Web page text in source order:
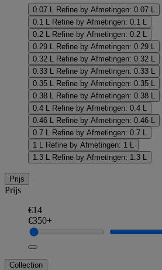
0.07 L
Refine by Afmetingen: 0.07 L
0.1 L
Refine by Afmetingen: 0.1 L
0.2 L
Refine by Afmetingen: 0.2 L
0.29 L
Refine by Afmetingen: 0.29 L
0.32 L
Refine by Afmetingen: 0.32 L
0.33 L
Refine by Afmetingen: 0.33 L
0.35 L
Refine by Afmetingen: 0.35 L
0.38 L
Refine by Afmetingen: 0.38 L
0.4 L
Refine by Afmetingen: 0.4 L
0.46 L
Refine by Afmetingen: 0.46 L
0.7 L
Refine by Afmetingen: 0.7 L
1 L
Refine by Afmetingen: 1 L
1.3 L
Refine by Afmetingen: 1.3 L
Prijs
Prijs
€14
€350+
Collection